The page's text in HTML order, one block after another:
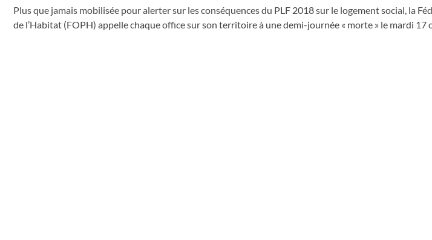
Plus que jamais mobilisée pour alerter sur les conséquences du PLF 2018 sur le logement social, la
de l’Habitat (FOPH) appelle chaque office sur son territoire à une demi-journée « morte » le mardi 17